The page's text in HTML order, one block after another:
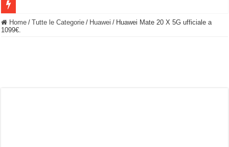
BASTA FATICARE! Questo robot tagliaerba lo appoggi e fa tutto lui! (Senza
Home / Tutte le Categorie / Huawei / Huawei Mate 20 X 5G ufficiale a
1099€.